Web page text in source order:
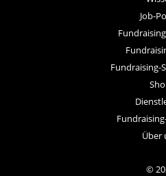
Job-
Fundraising-
Über
©